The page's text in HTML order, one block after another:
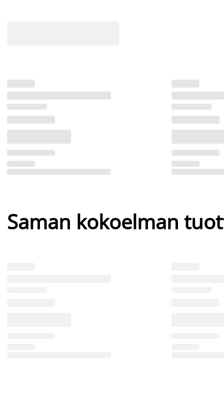
Saman kokoelman